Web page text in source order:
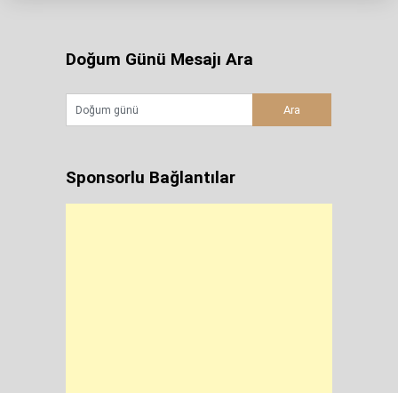
Doğum Günü Mesajı Ara
Sponsorlu Bağlantılar